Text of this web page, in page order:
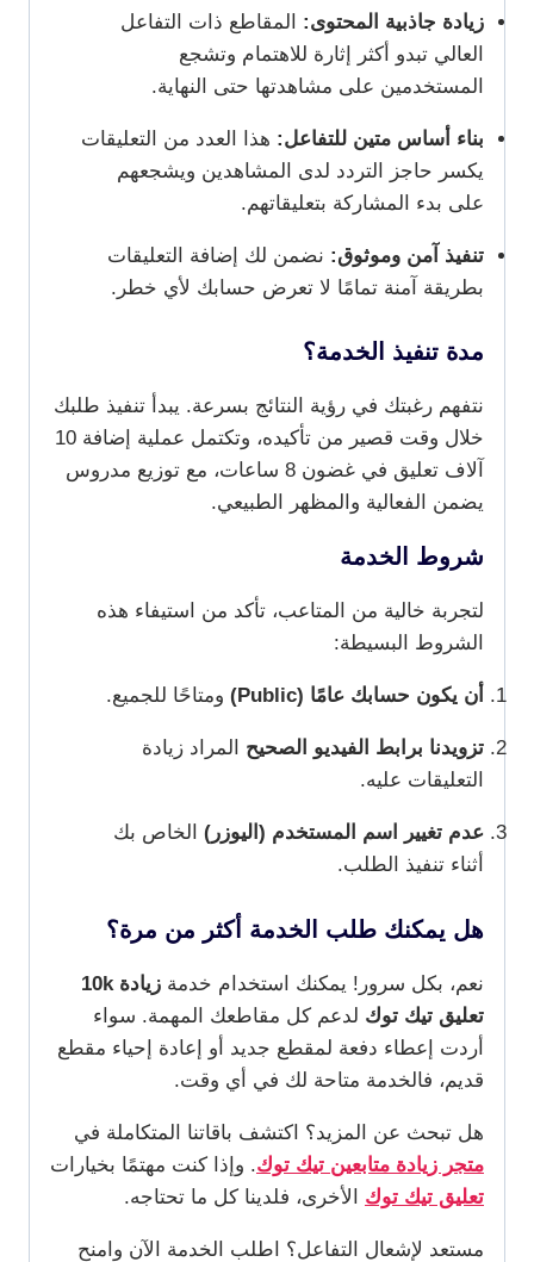
زيادة جاذبية المحتوى: المقاطع ذات التفاعل
العالي تبدو أكثر إثارة للاهتمام وتشجع
المستخدمين على مشاهدتها حتى النهاية.
بناء أساس متين للتفاعل: هذا العدد من التعليقات
يكسر حاجز التردد لدى المشاهدين ويشجعهم
على بدء المشاركة بتعليقاتهم.
تنفيذ آمن وموثوق: نضمن لك إضافة التعليقات
بطريقة آمنة تمامًا لا تعرض حسابك لأي خطر.
مدة تنفيذ الخدمة؟
نتفهم رغبتك في رؤية النتائج بسرعة. يبدأ تنفيذ طلبك
خلال وقت قصير من تأكيده، وتكتمل عملية إضافة 10
آلاف تعليق في غضون 8 ساعات، مع توزيع مدروس
يضمن الفعالية والمظهر الطبيعي.
شروط الخدمة
لتجربة خالية من المتاعب، تأكد من استيفاء هذه
الشروط البسيطة:
أن يكون حسابك عامًا (Public) ومتاحًا للجميع.
تزويدنا برابط الفيديو الصحيح المراد زيادة
التعليقات عليه.
عدم تغيير اسم المستخدم (اليوزر) الخاص بك
أثناء تنفيذ الطلب.
هل يمكنك طلب الخدمة أكثر من مرة؟
نعم، بكل سرور! يمكنك استخدام خدمة
زيادة 10k
تعليق تيك توك لدعم كل مقاطعك المهمة. سواء
أردت إعطاء دفعة لمقطع جديد أو إعادة إحياء مقطع
قديم، فالخدمة متاحة لك في أي وقت.
هل تبحث عن المزيد؟ اكتشف باقاتنا المتكاملة في
متجر زيادة متابعين تيك توك. وإذا كنت مهتمًا بخيارات
تعليق تيك توك الأخرى، فلدينا كل ما تحتاجه.
مستعد لإشعال التفاعل؟ اطلب الخدمة الآن وامنح